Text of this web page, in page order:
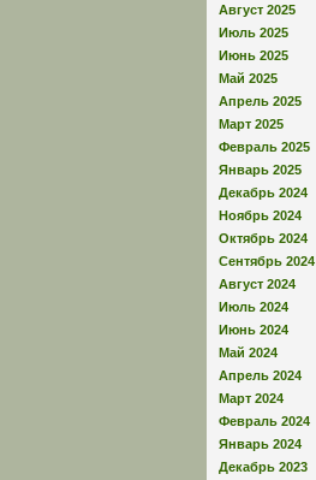
Август 2025
Июль 2025
Июнь 2025
Май 2025
Апрель 2025
Март 2025
Февраль 2025
Январь 2025
Декабрь 2024
Ноябрь 2024
Октябрь 2024
Сентябрь 2024
Август 2024
Июль 2024
Июнь 2024
Май 2024
Апрель 2024
Март 2024
Февраль 2024
Январь 2024
Декабрь 2023